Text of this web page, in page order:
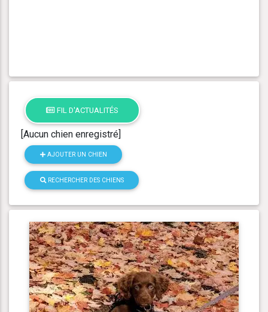
FIL D'ACTUALITÉS
[Aucun chien enregistré]
AJOUTER UN CHIEN
RECHERCHER DES CHIENS